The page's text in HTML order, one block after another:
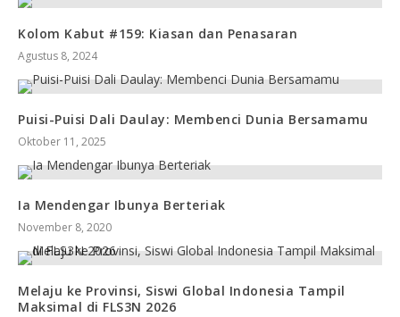
Kolom Kabut #159: Kiasan dan Penasaran
Agustus 8, 2024
Puisi-Puisi Dali Daulay: Membenci Dunia Bersamamu
Oktober 11, 2025
Ia Mendengar Ibunya Berteriak
November 8, 2020
Melaju ke Provinsi, Siswi Global Indonesia Tampil
Maksimal di FLS3N 2026